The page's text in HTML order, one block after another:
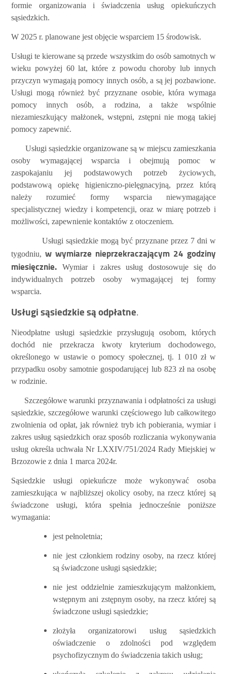
formie organizowania i świadczenia usług opiekuńczych
sąsiedzkich.
W 2025 r. planowane jest objęcie wsparciem 15 środowisk.
Usługi te kierowane są przede wszystkim do osób samotnych w
wieku powyżej 60 lat, które z powodu choroby lub innych
przyczyn wymagają pomocy innych osób, a są jej pozbawione.
Usługi mogą również być przyznane osobie, która wymaga
pomocy innych osób, a rodzina, a także wspólnie
niezamieszkujący małżonek, wstępni, zstępni nie mogą takiej
pomocy zapewnić.
Usługi sąsiedzkie organizowane są w miejscu zamieszkania
osoby wymagającej wsparcia i obejmują pomoc w
zaspokajaniu jej podstawowych potrzeb życiowych,
podstawową opiekę higieniczno-pielęgnacyjną, przez którą
należy rozumieć formy wsparcia niewymagające
specjalistycznej wiedzy i kompetencji, oraz w miarę potrzeb i
możliwości, zapewnienie kontaktów z otoczeniem.
Usługi sąsiedzkie mogą być przyznane przez 7 dni w
tygodniu,w wymiarze nieprzekraczającym 24 godziny
miesięcznie.
Wymiar i zakres usług dostosowuje się do
indywidualnych potrzeb osoby wymagającej tej formy
wsparcia.
Usługi sąsiedzkie są odpłatne.
Nieodpłatne usługi sąsiedzkie przysługują osobom, których
dochód nie przekracza kwoty kryterium dochodowego,
określonego w ustawie o pomocy społecznej, tj. 1 010 zł w
przypadku osoby samotnie gospodarującej lub 823 zł na osobę
w rodzinie.
Szczegółowe warunki przyznawania i odpłatności za usługi
sąsiedzkie, szczegółowe warunki częściowego lub całkowitego
zwolnienia od opłat, jak również tryb ich pobierania, wymiar i
zakres usług sąsiedzkich oraz sposób rozliczania wykonywania
usług określa uchwała Nr LXXIV/751/2024 Rady Miejskiej w
Brzozowie z dnia 1 marca 2024r.
Sąsiedzkie usługi opiekuńcze może wykonywać osoba
zamieszkująca w najbliższej okolicy osoby, na rzecz której są
świadczone usługi, która spełnia jednocześnie poniższe
wymagania:
jest pełnoletnia;
nie jest członkiem rodziny osoby, na rzecz której
są świadczone usługi sąsiedzkie;
nie jest oddzielnie zamieszkującym małżonkiem,
wstępnym ani zstępnym osoby, na rzecz której są
świadczone usługi sąsiedzkie;
złożyła organizatorowi usług sąsiedzkich
oświadczenie o zdolności pod względem
psychofizycznym do świadczenia takich usług;